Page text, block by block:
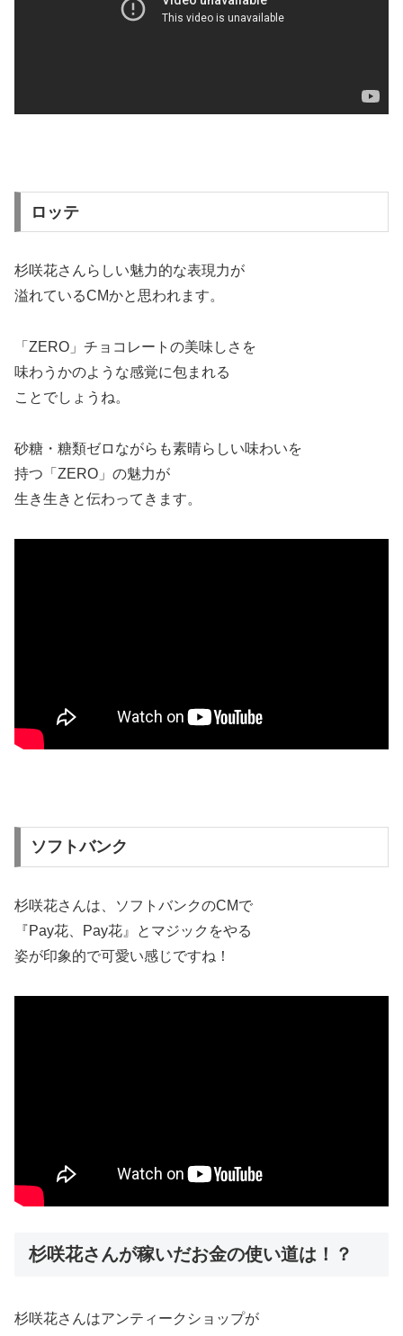
ロッテ
杉咲花さんらしい魅力的な表現力が
溢れているCMかと思われます。
「ZERO」チョコレートの美味しさを
味わうかのような感覚に包まれる
ことでしょうね。
砂糖・糖類ゼロながらも素晴らしい味わいを
持つ「ZERO」の魅力が
生き生きと伝わってきます。
ソフトバンク
杉咲花さんは、ソフトバンクのCMで
『Pay花、Pay花』とマジックをやる
姿が印象的で可愛い感じですね！
杉咲花さんが稼いだお金の使い道は！？
杉咲花さんはアンティークショップが